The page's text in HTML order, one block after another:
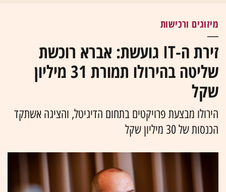
מיזוגים ורכישות
זירת ה-IT גועשת: אברא רוכשת
שליטה בהירולו תמורת 31 מיליון
שקל
הירולו מבצעת פרויקטים בתחום הדיגיטל, והציגה אשתקד
הכנסות של 30 מיליון שקל